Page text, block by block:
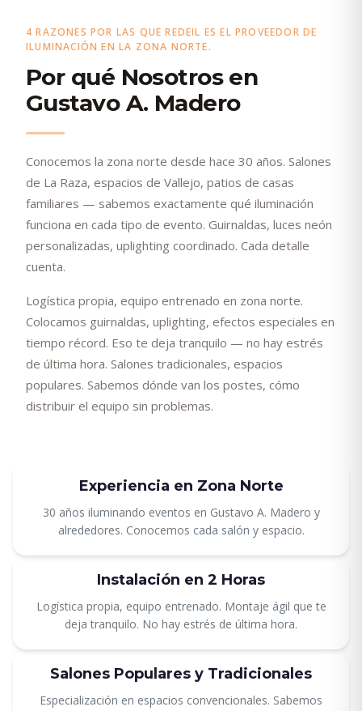
4 RAZONES POR LAS QUE REDEIL ES EL PROVEEDOR DE
ILUMINACIÓN EN LA ZONA NORTE.
Por qué Nosotros en
Gustavo A. Madero
Conocemos la zona norte desde hace 30 años. Salones
de La Raza, espacios de Vallejo, patios de casas
familiares — sabemos exactamente qué iluminación
funciona en cada tipo de evento. Guirnaldas, luces neón
personalizadas, uplighting coordinado. Cada detalle
cuenta.
Logística propia, equipo entrenado en zona norte.
Colocamos guirnaldas, uplighting, efectos especiales en
tiempo récord. Eso te deja tranquilo — no hay estrés
de última hora. Salones tradicionales, espacios
populares. Sabemos dónde van los postes, cómo
distribuir el equipo sin problemas.
Experiencia en Zona Norte
30 años iluminando eventos en Gustavo A. Madero y
alrededores. Conocemos cada salón y espacio.
Instalación en 2 Horas
Logística propia, equipo entrenado. Montaje ágil que te
deja tranquilo. No hay estrés de última hora.
Salones Populares y Tradicionales
Especialización en espacios convencionales. Sabemos